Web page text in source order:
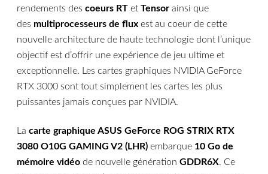
rendements descoeurs RT etTensorainsi que
des multiprocesseurs de fluxest au coeur de cette
nouvelle architecture de haute technologie dont l’unique
objectif est d’offrir une expérience de jeu ultime et
exceptionnelle. Les cartes graphiques NVIDIA GeForce
RTX 3000 sont tout simplement les cartes les plus
puissantes jamais conçues par NVIDIA.
Lacarte graphique ASUS GeForce ROG STRIX RTX
3080 O10G GAMING V2 (LHR) embarque 10 Go de
mémoire vidéo de nouvelle générationGDDR6X. Ce